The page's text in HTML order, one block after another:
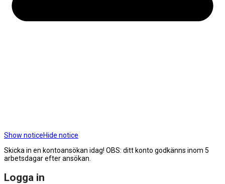
Show noticeHide notice
Skicka in en kontoansökan idag! OBS: ditt konto godkänns inom 5
arbetsdagar efter ansökan.
Logga in